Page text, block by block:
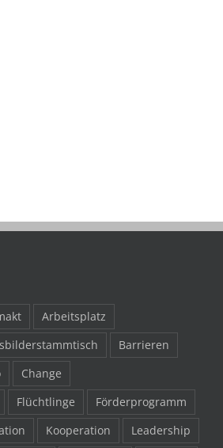
Arbeitsplatz
Barrieren
Change
Flüchtlinge
Förderprogramm
Kooperation Leadership